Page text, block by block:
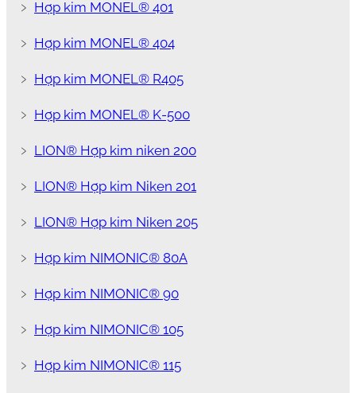
﹥ Hợp kim MONEL® 401
﹥ Hợp kim MONEL® 404
﹥ Hợp kim MONEL® R405
﹥ Hợp kim MONEL® K-500
﹥ LION® Hợp kim niken 200
﹥ LION® Hợp kim Niken 201
﹥ LION® Hợp kim Niken 205
﹥ Hợp kim NIMONIC® 80A
﹥ Hợp kim NIMONIC® 90
﹥ Hợp kim NIMONIC® 105
﹥ Hợp kim NIMONIC® 115